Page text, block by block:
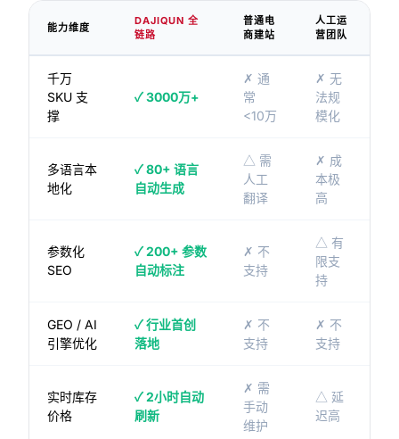
能力维度
DAJIQUN 全
链路
普通电
商建站
人工运
营团队
千万
SKU 支
撑
✓ 3000万+
✗ 通
常
<10万
✗ 无
法规
模化
多语言本
地化
✓ 80+ 语言
自动生成
△ 需
人工
翻译
✗ 成
本极
高
参数化
SEO
✓ 200+ 参数
自动标注
✗ 不
支持
△ 有
限支
持
GEO / AI
引擎优化
✓ 行业首创
落地
✗ 不
支持
✗ 不
支持
实时库存
价格
✓ 2小时自动
刷新
✗ 需
手动
维护
△ 延
迟高